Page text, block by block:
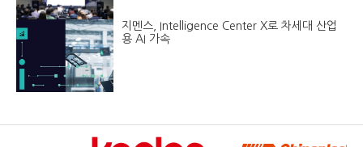
지멘스, Intelligence Center X로 차세대 산업
용 AI 가속